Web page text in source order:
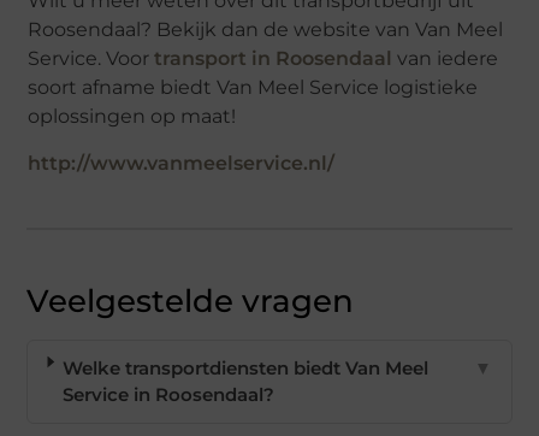
Roosendaal? Bekijk dan de website van Van Meel
Service. Voortransport in Roosendaal van iedere
soort afname biedt Van Meel Service logistieke
oplossingen op maat!
http://www.vanmeelservice.nl/
Veelgestelde vragen
Welke transportdiensten biedt Van Meel
Service in Roosendaal?
▼